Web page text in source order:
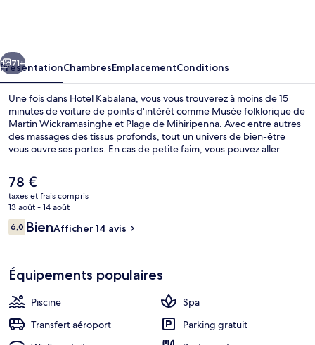
Suivant
71+
PrésentationChambresEmplacementConditions
Une fois dans Hotel Kabalana, vous vous trouverez à moins de 15
minutes de voiture de points d'intérêt comme Musée folklorique de
Martin Wickramasinghe et Plage de Mihiripenna. Avec entre autres
des massages des tissus profonds, tout un univers de bien-être
vous ouvre ses portes. En cas de petite faim, vous pouvez aller
petits plus offerts sur place, on trouve une piscine extérieure, un
bar en bord de piscine et un centre de remise en forme. Sympa non
?
Le
prix
actuel
est
de
78 €
taxes et frais compris
13 août - 14 août
Avis
voyageurs
6,06,0 sur 10
BienAfficher 14 avis
Équipements populaires
Piscine
Spa
Transfert aéroport
Parking gratuit